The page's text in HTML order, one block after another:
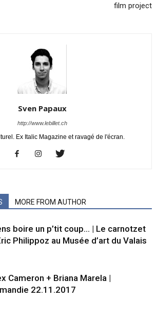
film project
Sven Papaux
http://www.lebillet.ch
Ex Italic Magazine et ravagé de l'écran.
MORE FROM AUTHOR
boire un p’tit coup… | Le carnotzet
Philippoz au Musée d’art du Valais
Cameron + Briana Marela |
22.11.2017